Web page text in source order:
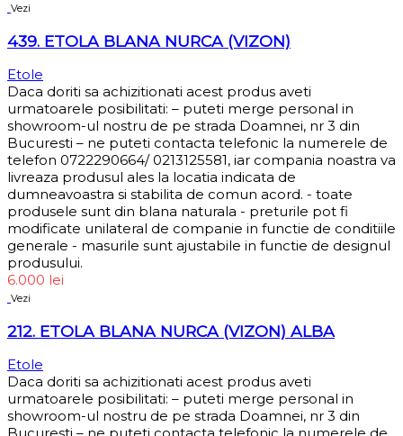
Vezi
439. ETOLA BLANA NURCA (VIZON)
Etole
Daca doriti sa achizitionati acest produs aveti
urmatoarele posibilitati: – puteti merge personal in
showroom-ul nostru de pe strada Doamnei, nr 3 din
Bucuresti – ne puteti contacta telefonic la numerele de
telefon 0722290664/ 0213125581, iar compania noastra va
livreaza produsul ales la locatia indicata de
dumneavoastra si stabilita de comun acord. - toate
produsele sunt din blana naturala - preturile pot fi
modificate unilateral de companie in functie de conditiile
generale - masurile sunt ajustabile in functie de designul
produsului.
6.000 lei
Vezi
212. ETOLA BLANA NURCA (VIZON) ALBA
Etole
Daca doriti sa achizitionati acest produs aveti
urmatoarele posibilitati: – puteti merge personal in
showroom-ul nostru de pe strada Doamnei, nr 3 din